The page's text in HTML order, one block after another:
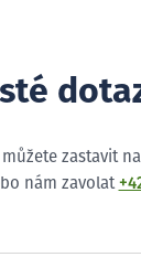
zastavit
nám zavolat